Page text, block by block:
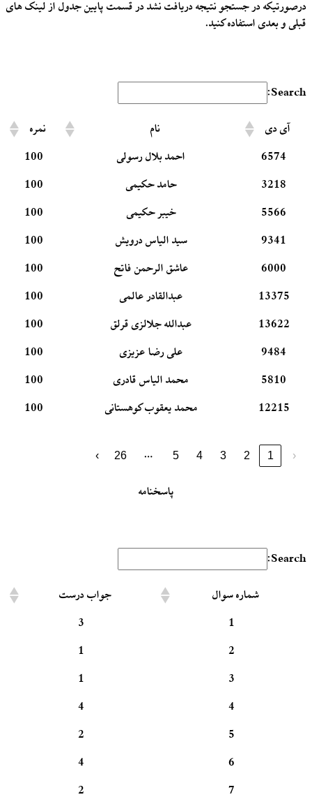
درصورتیکه در جستجو نتیجه دریافت نشد در قسمت پایین جدول از لینک های
قبلی و بعدی استفاده کنید.
Search:
آی دی نام
نمره
6574
احمد بلال رسولی
100
3218
حامد حکیمی
100
5566
خیبر حکیمی
100
9341
سید الیاس درویش
100
6000
عاشق الرحمن فاتح
100
13375
عبدالقادر عالمی
100
13622
عبدالله جلالزی قرلق
100
9484
علی رضا عزیزی
100
5810
محمد الیاس قادری
100
12215
محمد یعقوب کوهستانی 100
‹
1
2
3
4
5
…
26
›
پاسخنامه
Search:
شماره سوال
جواب درست
1
3
2
1
3
1
4
4
5
2
6
4
7
2